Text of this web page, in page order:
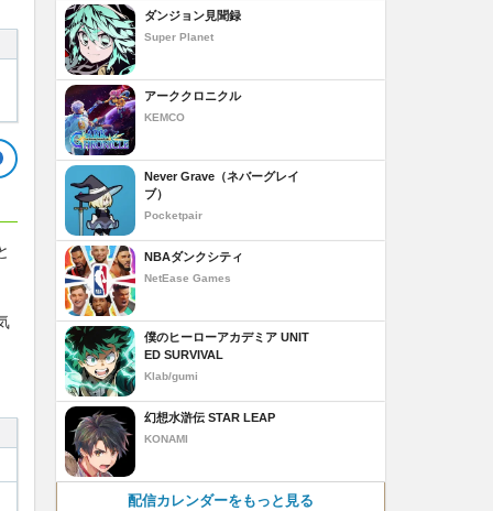
ダンジョン見聞録
Super Planet
アーククロニクル
KEMCO
Never Grave（ネバーグレイ
ブ）
Pocketpair
NBAダンクシティ
NetEase Games
僕のヒーローアカデミア UNIT
ED SURVIVAL
Klab/gumi
幻想水滸伝 STAR LEAP
KONAMI
配信カレンダーをもっと見る